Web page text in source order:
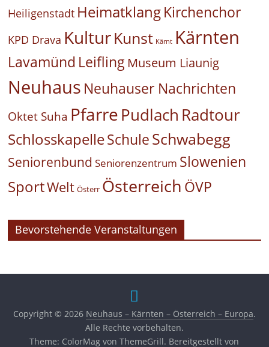
Heiligenstadt HeimatklangKirchenchor
KPD Drava KulturKunst Kärnt Kärnten
Lavamünd Leifling Museum Liaunig
Neuhaus Neuhauser Nachrichten
Oktet Suha PfarrePudlach Radtour
SchlosskapelleSchuleSchwabegg
Seniorenbund Seniorenzentrum Slowenien
SportWelt Österr Österreich ÖVP
Bevorstehende Veranstaltungen
Copyright © 2026 Neuhaus – Kärnten – Österreich – Europa.
Alle Rechte vorbehalten.
Theme: ColorMag von ThemeGrill. Bereitgestellt von